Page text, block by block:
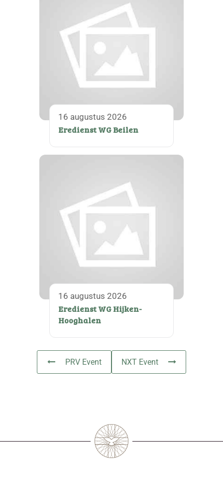
16 augustus 2026
Eredienst WG Beilen
16 augustus 2026
Eredienst WG Hijken-
Hooghalen
PRV Event NXT Event